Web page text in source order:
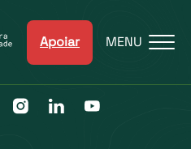
Apoiar MENU